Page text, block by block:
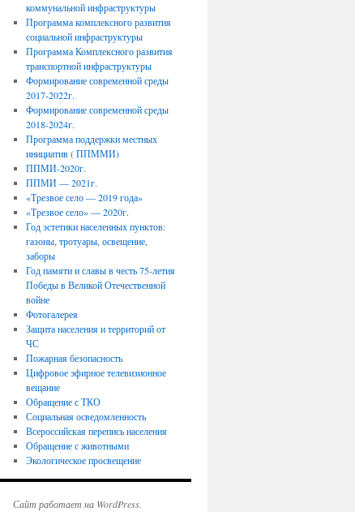
коммунальной инфраструктуры
Программа комплексного развития
социальной инфраструктуры
Программа Комплексного развития
транспортной инфраструктуры
Формирование современной среды
2017-2022г.
Формирование современной среды
2018-2024г.
Программа поддержки местных
инициатив ( ППММИ)
ППМИ-2020г.
ППМИ — 2021г.
«Трезвое село — 2019 года»
«Трезвое село» — 2020г.
Год эстетики населенных пунктов:
газоны, тротуары, освещение,
заборы
Год памяти и славы в честь 75-летия
Победы в Великой Отечественной
войне
Фотогалерея
Защита населения и территорий от
ЧС
Пожарная безопасность
Цифровое эфирное телевизионное
вещание
Обращение с ТКО
Социальная осведомленность
Всероссийская перепись населения
Обращение с животными
Экологическое просвещение
Сайт работает на WordPress.